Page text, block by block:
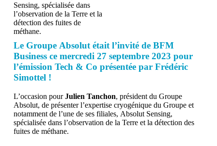
Sensing, spécialisée dans
l’observation de la Terre et la
détection des fuites de
méthane.
Le Groupe Absolut était l’invité de BFM
Business ce mercredi 27 septembre 2023 pour
l’émission Tech & Co présentée par Frédéric
Simottel !
L’occasion pourJulien Tanchon, président du Groupe
Absolut, de présenter l’expertise cryogénique du Groupe et
notamment de l’une de ses filiales, Absolut Sensing,
spécialisée dans l’observation de la Terre et la détection des
fuites de méthane.